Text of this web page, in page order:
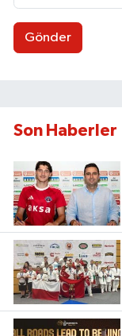
Gönder
Son Haberler